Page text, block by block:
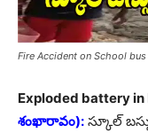
Fire Accident on School bus
Exploded battery in
శంఖారావం): స్కూల్